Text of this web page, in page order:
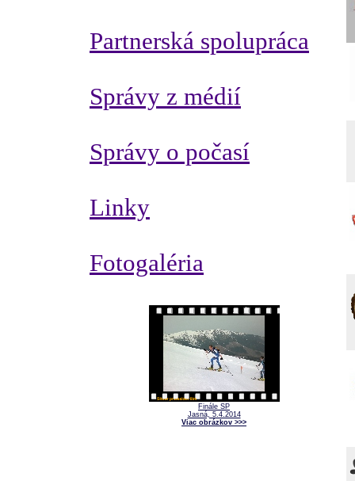
Partnerská spolupráca
Správy z médií
Správy o počasí
Linky
Fotogaléria
Finále SP
Jasná, 5.4.2014
Viac obrázkov >>>